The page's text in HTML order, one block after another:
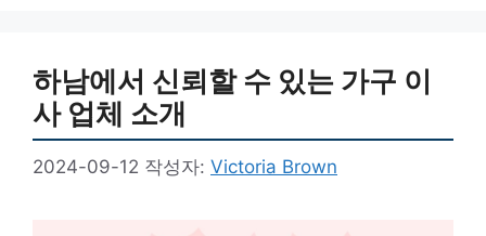
하남에서 신뢰할 수 있는 가구 이
사 업체 소개
2024-09-12 작성자: Victoria Brown